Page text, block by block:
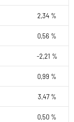
2,34 %
0,56 %
-2,21 %
0,99 %
3,47 %
0,50 %